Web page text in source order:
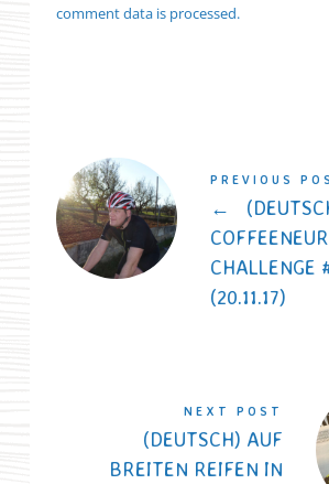
comment data is processed.
PREVIOUS
←
CHALLENGE
(20.11.17)
NEXT POST
(DEUTSCH) AUF
BREITEN REIFEN IN